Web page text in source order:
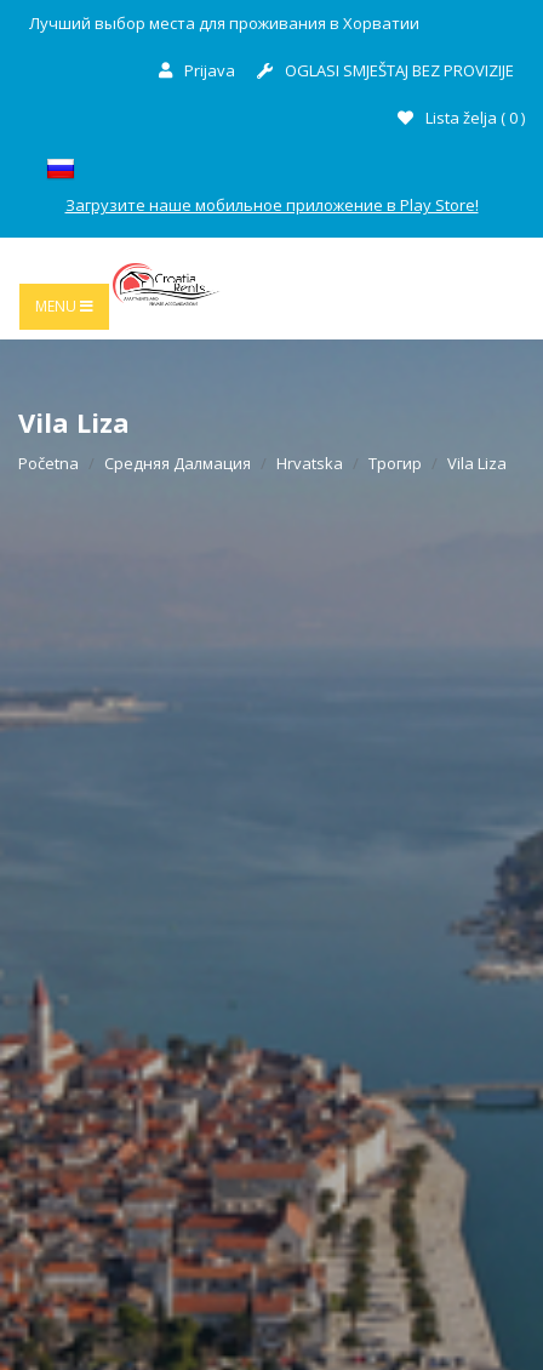
Лучший выбор места для проживания в Хорватии
Prijava OGLASI SMJEŠTAJ BEZ PROVIZIJE
Lista želja (0)
Загрузите наше мобильное приложение в Play Store!
MENU
Vila Liza
Početna Средняя Далмация Hrvatska Трогир Vila Liza